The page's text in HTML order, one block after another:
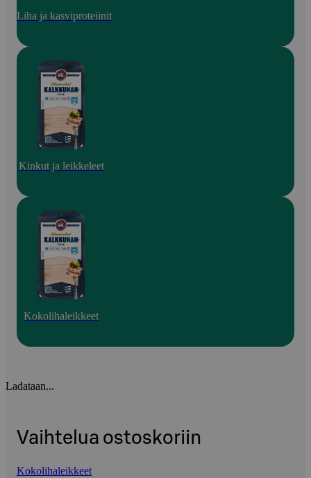
Liha ja kasviproteiinit
Kinkut ja leikkeleet
Kokolihaleikkeet
Ladataan...
Vaihtelua ostoskoriin
Kokolihaleikkeet